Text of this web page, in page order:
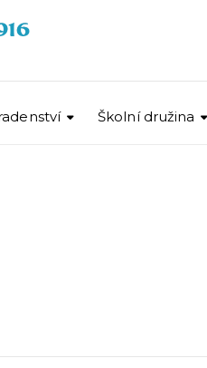
Školní družina